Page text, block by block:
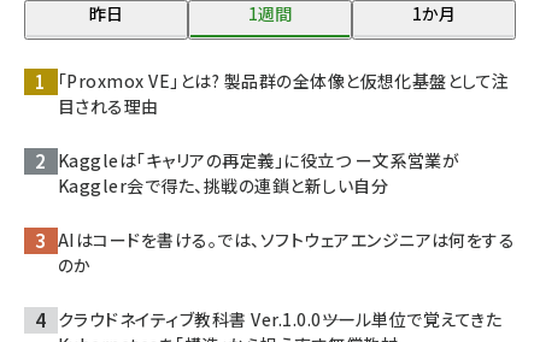
昨日 1週間 1か月
「Proxmox VE」とは? 製品群の全体像と仮想化基盤として注
目される理由
Kaggleは「キャリアの再定義」に役立つ ー文系営業が
Kaggler会で得た、挑戦の連鎖と新しい自分
AIはコードを書ける。では、ソフトウェアエンジニアは何をする
のか
クラウドネイティブ教科書 Ver.1.0.0――ツール単位で覚えてきた